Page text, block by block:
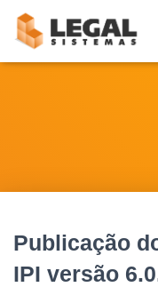
Publicação
IPI versão